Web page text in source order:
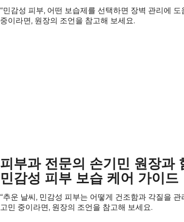
“민감성 피부, 어떤 보습제를 선택하면 장벽 관리에 도
중이라면, 원장의 조언을 참고해 보세요.
피부과 전문의 손기민 원장과
민감성 피부 보습 케어 가이드
“추운 날씨, 민감성 피부는 어떻게 건조함과 각질을
고민 중이라면, 원장의 조언을 참고해 보세요.